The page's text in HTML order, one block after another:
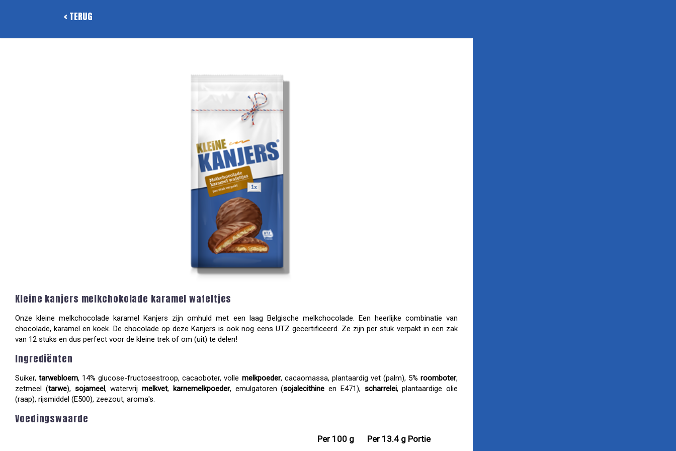
< TERUG
Kleine kanjers melkchokolade karamel wafeltjes
Onze kleine melkchocolade karamel Kanjers zijn omhuld met een laag Belgische melkchocolade. Een heerlijke combinatie van
chocolade, karamel en koek. De chocolade op deze Kanjers is ook nog eens UTZ gecertificeerd. Ze zijn per stuk verpakt in een zak
van 12 stuks en dus perfect voor de kleine trek of om (uit) te delen!
Ingrediënten
Suiker,tarwebloem, 14% glucose-fructosestroop, cacaoboter, volle melkpoeder, cacaomassa, plantaardig vet (palm), 5%roomboter,
zetmeel (tarwe), sojameel, watervrij melkvet, karnemelkpoeder, emulgatoren (sojalecithine en E471), scharrelei, plantaardige olie
(raap), rijsmiddel (E500), zeezout, aroma's.
Voedingswaarde
Per 100 g Per 13.4 g Portie